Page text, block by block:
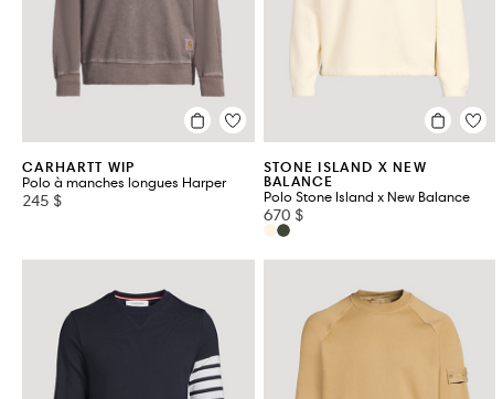
CARHARTT WIP
Polo à manches longues Harper
245 $
STONE ISLAND X NEW
BALANCE
Polo Stone Island x New Balance
670 $